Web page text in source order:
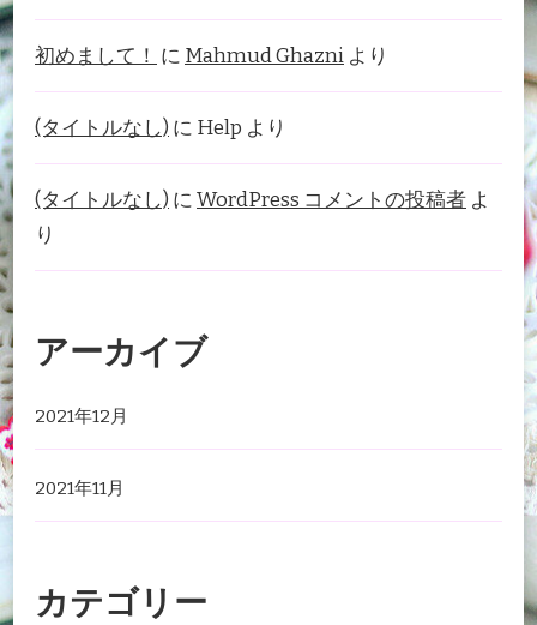
初めまして！ に Mahmud Ghazni より
(タイトルなし) に Help より
(タイトルなし) にWordPress コメントの投稿者 よ
り
アーカイブ
2021年12月
2021年11月
カテゴリー